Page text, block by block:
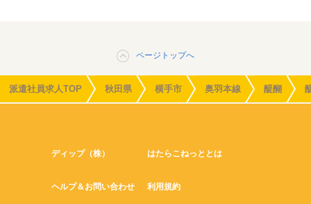
ページトップへ
派遣社員求人TOP 秋田県 横手市 奥羽本線 醍醐
ディップ（株） はたらこねっととは
ヘルプ＆お問い合わせ 利用規約